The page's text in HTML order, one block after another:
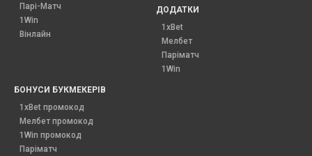
Парі-Матч
1Win
Вінлайн
ДОДАТКИ
1xBet
Мелбет
Паріматч
1Win
БОНУСИ БУКМЕКЕРІВ
1xBet промокод
Мелбет промокод
1Win промокод
Паріматч